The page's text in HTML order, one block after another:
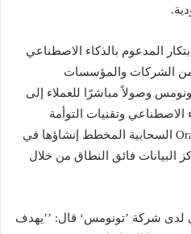
المدعوم بالذكاء الاصطناعي
الشركات والمؤسسات
وصولاً مباشرًا للعملاء إلى
الاصطناعي وتقنيات التوأمة
الرقمية القائمة على منطقة Oracle السحابية المخطط إنشاؤها في
البيانات فائق النطاق من خلال
لدى شركة ’تونومس‘ قال: ’’يهدف